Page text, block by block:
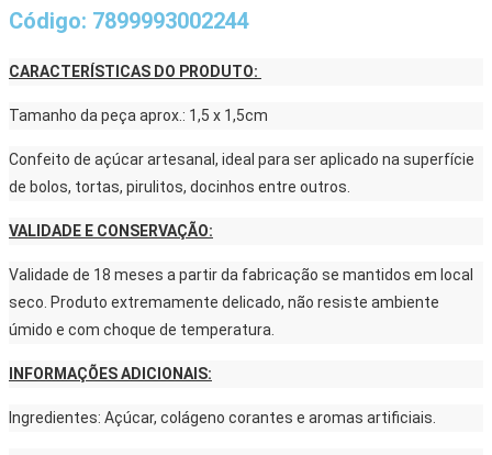
Código: 7899993002244
CARACTERÍSTICAS DO PRODUTO:
Tamanho da peça aprox.: 1,5 x 1,5cm
Confeito de açúcar artesanal, ideal para ser aplicado na superfície
de bolos, tortas, pirulitos, docinhos entre outros.
VALIDADE E CONSERVAÇÃO:
Validade de 18 meses a partir da fabricação se mantidos em local
seco. Produto extremamente delicado, não resiste ambiente
úmido e com choque de temperatura.
INFORMAÇÕES ADICIONAIS:
Ingredientes: Açúcar, colágeno corantes e aromas artificiais.